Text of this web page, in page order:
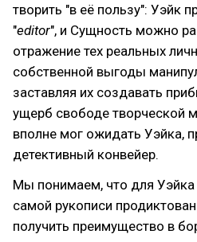
творить "в её пользу": Уэйк
"editor", и Сущность можно
отражение тех реальных
собственной выгоды
заставляя их создавать
ущерб свободе творческой
вполне мог ожидать Уэйка,
детективный конвейер.
Мы понимаем, что для Уэйка
самой рукописи
получить преимущество в